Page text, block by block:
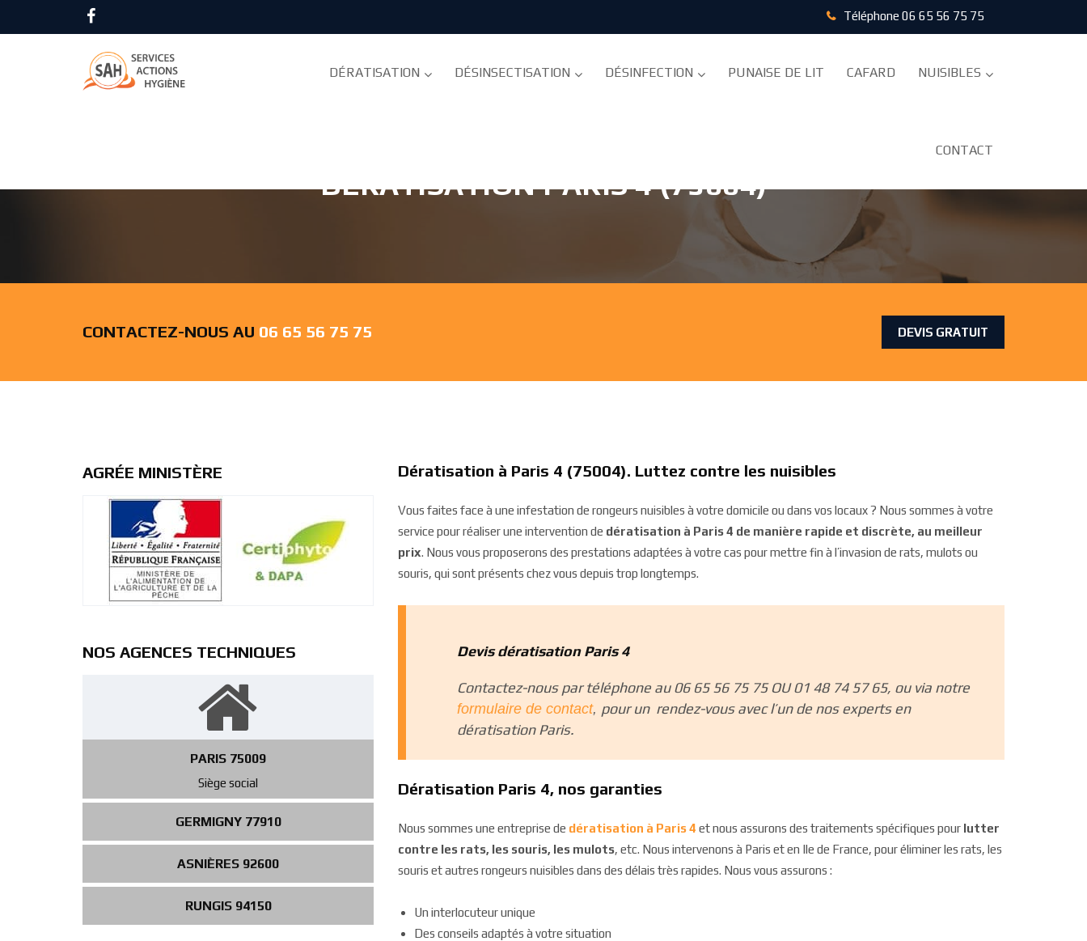
Téléphone 06 65 56 75 75
DÉRATISATION DÉSINSECTISATION DÉSINFECTION PUNAISE DE LIT CAFARD NUISIBLES
CONTACT
Accueil
DÉRATISATION PARIS 4 (75004)
CONTACTEZ-NOUS AU 06 65 56 75 75 DEVIS GRATUIT
AGRÉE MINISTÈRE
NOS AGENCES TECHNIQUES
PARIS 75009
Siège social
GERMIGNY 77910
ASNIÈRES 92600
RUNGIS 94150
Dératisation à Paris 4 (75004). Luttez contre les nuisibles
Vous faites face à une infestation de rongeurs nuisibles à votre domicile ou dans vos locaux ? Nous sommes à votre
service pour réaliser une intervention de dératisation à Paris 4 de manière rapide et discrète, au meilleur
prix. Nous vous proposerons des prestations adaptées à votre cas pour mettre fin à l’invasion de rats, mulots ou
souris, qui sont présents chez vous depuis trop longtemps.
Devis dératisation Paris 4
Contactez-nous par téléphone au 06 65 56 75 75 OU 01 48 74 57 65, ou via notre
formulaire de contact, pour un rendez-vous avec l’un de nos experts en
dératisation Paris.
Dératisation Paris 4, nos garanties
Nous sommes une entreprise de dératisation à Paris 4 et nous assurons des traitements spécifiques pour lutter
contre les rats, les souris, les mulots, etc. Nous intervenons à Paris et en Ile de France, pour éliminer les rats, les
souris et autres rongeurs nuisibles dans des délais très rapides. Nous vous assurons :
Un interlocuteur unique
Des conseils adaptés à votre situation